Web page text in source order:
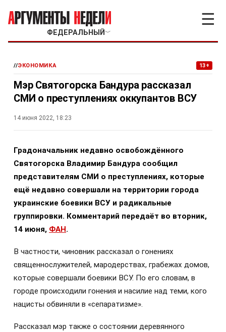
ФЕДЕРАЛЬНЫЙ ﹀
☰
//ЭКОНОМИКА 13+
Мэр Святогорска Бандура рассказал
СМИ о преступлениях оккупантов ВСУ
14 июня 2022, 18:23
Градоначальник недавно освобождённого
Святогорска Владимир Бандура сообщил
представителям СМИ о преступлениях, которые
ещё недавно совершали на территории города
украинские боевики ВСУ и радикальные
группировки. Комментарий передаёт во вторник,
14 июня, ФАН.
В частности, чиновник рассказал о гонениях
священнослужителей, мародерствах, грабежах домов,
которые совершали боевики ВСУ. По его словам, в
городе происходили гонения и насилие над теми, кого
нацисты обвиняли в «сепаратизме».
Рассказал мэр также о состоянии деревянного